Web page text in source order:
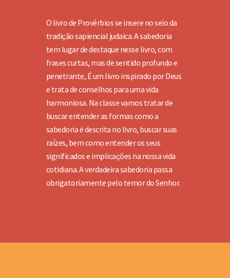
O livro de Provérbios se insere no seio da
tradição sapiencial judaica. A sabedoria
tem lugar de destaque nesse livro, com
frases curtas, mas de sentido profundo e
penetrante, É um livro inspirado por Deus
e trata de conselhos para uma vida
harmoniosa. Na classe vamos tratar de
buscar entender as formas como a
sabedoria é descrita no livro, buscar suas
raízes, bem como entender os seus
significados e implicações na nossa vida
cotidiana. A verdadeira sabedoria passa
obrigatoriamente pelo temor do Senhor.